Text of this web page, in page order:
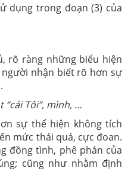
dụng trong đoạn (3) của
rõ ràng những biểu hiện
nhận biết rõ hơn sự
“cái Tôi”, mình, …
sự thể hiện không tích
mức thái quá, cực đoan.
đồng tình, phê phán của
cũng như nhằm định